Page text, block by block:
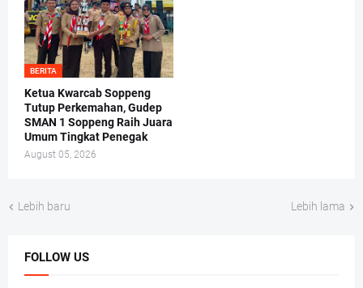
BERITA
Ketua Kwarcab Soppeng
Tutup Perkemahan, Gudep
SMAN 1 Soppeng Raih Juara
Umum Tingkat Penegak
August 05, 2026
Lebih baru Lebih lama
FOLLOW US